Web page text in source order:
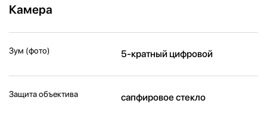
Камера
Зум (фото) 5-кратный цифровой
Защита объектива сапфировое стекло